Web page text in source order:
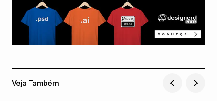
Veja Também